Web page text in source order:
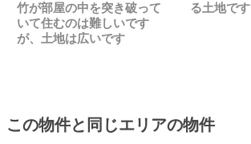
竹が部屋の中を突き破って
いて住むのは難しいです
が、土地は広いです
る土地です
この物件と同じエリアの物件